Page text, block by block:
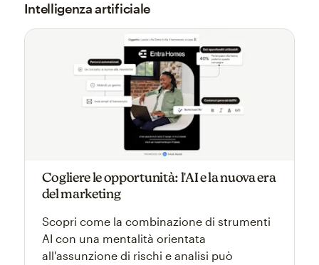
Intelligenza artificiale
Cogliere le opportunità: l'AI e la nuova era
del marketing
Scopri come la combinazione di strumenti
AI con una mentalità orientata
all'assunzione di rischi e analisi può